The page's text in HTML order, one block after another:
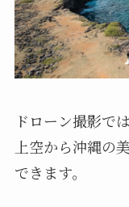
ドローン撮影では
上空から沖縄の
できます。